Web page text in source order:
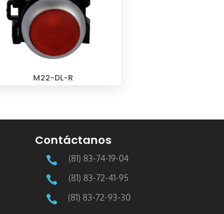
M22-DL-R
Contáctanos
 (81) 83-74-19-04
 (81) 83-72-41-95
 (81) 83-72-93-30